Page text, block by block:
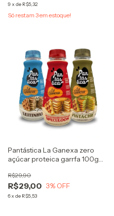
9 x de R$5,32
Só restam 3em estoque!
Pantástica La Ganexa zero
açúcar proteica garrfa 100g
waffles
R$29,00
R$29,90
3% OFF
6x de R$5,53